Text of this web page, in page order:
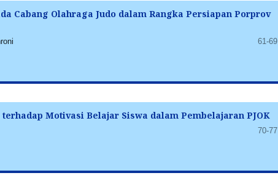
Cabang Olahraga Judo dalam Rangka Persiapan Porprov
61-69
Motivasi Belajar Siswa dalam Pembelajaran PJOK
70-77